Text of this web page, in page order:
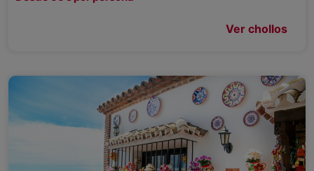
Ver chollos